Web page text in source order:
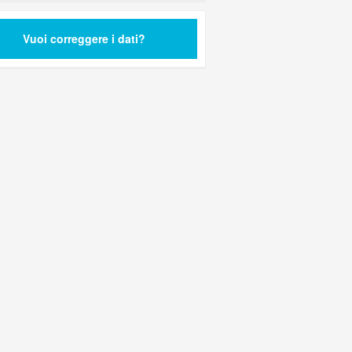
Vuoi correggere i dati?